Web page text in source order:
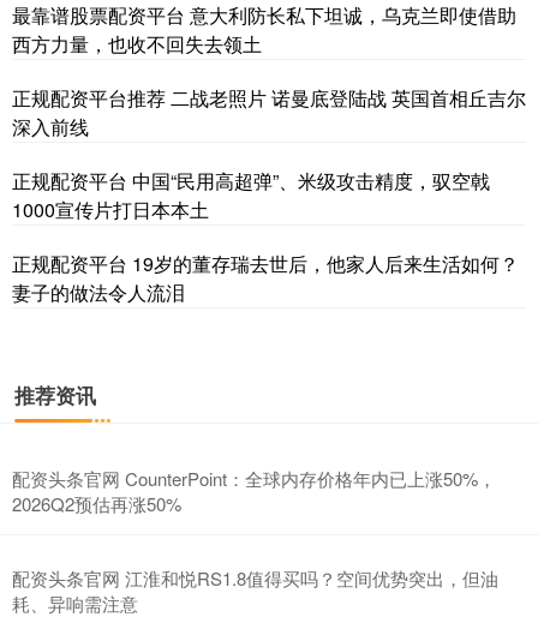
上证综指 3940.04 +39.68 +1.02%
深证成指 14311.01 +200.89 +1.42%
最靠谱股票配资平台 意大利防长私下坦诚，乌克兰即使借助
西方力量，也收不回失去领土
正规配资平台推荐 二战老照片 诺曼底登陆战 英国首相丘吉尔
深入前线
正规配资平台 中国“民用高超弹”、米级攻击精度，驭空戟
1000宣传片打日本本土
正规配资平台 19岁的董存瑞去世后，他家人后来生活如何？
妻子的做法令人流泪
推荐资讯
配资头条官网 CounterPoint：全球内存价格年内已上涨50%，
2026Q2预估再涨50%
配资头条官网 江淮和悦RS1.8值得买吗？空间优势突出，但油
耗、异响需注意